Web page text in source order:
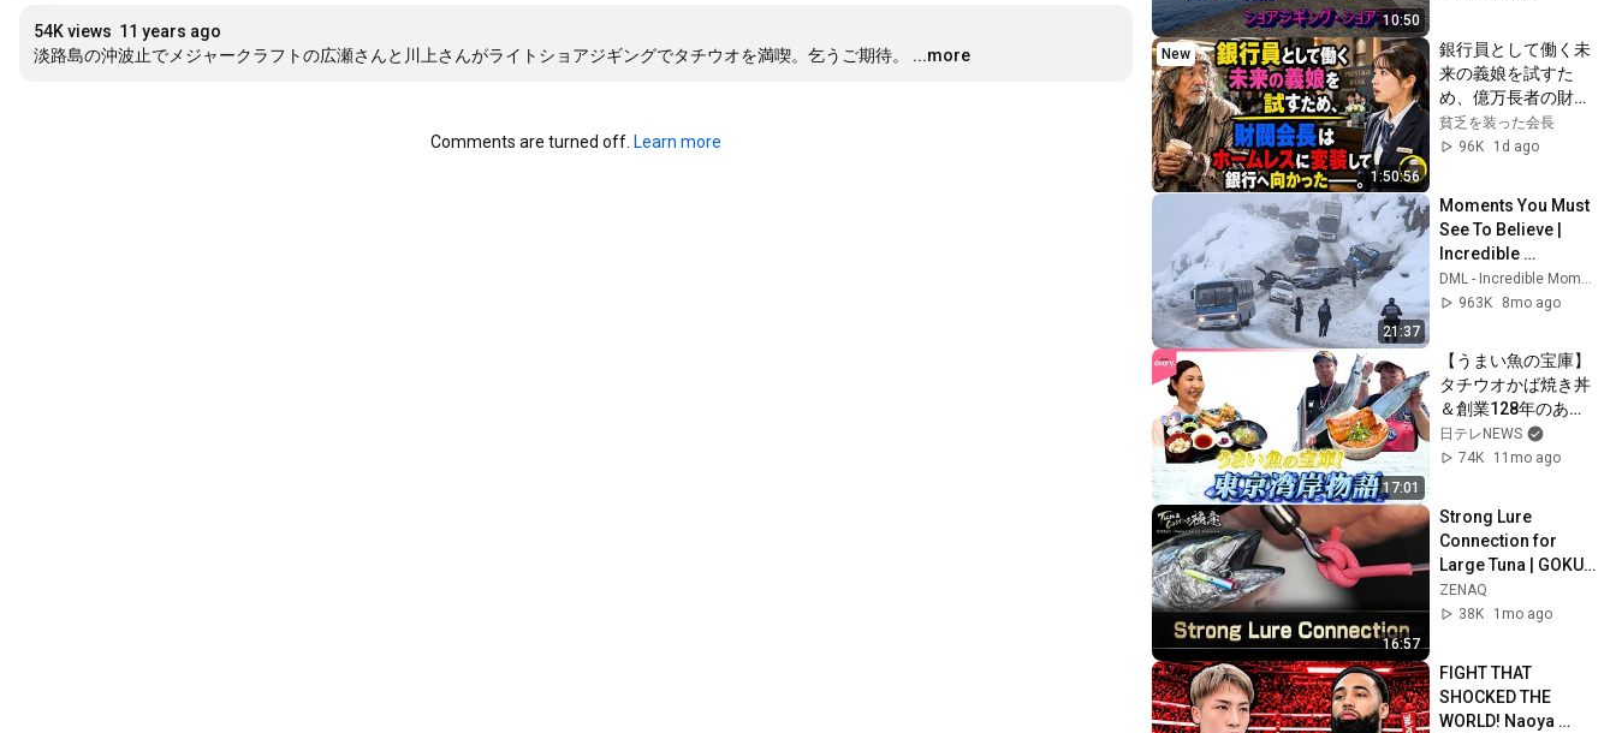
54K views 11 years ago
淡路島の沖波止でメジャークラフトの広瀬さんと川上さんがライトショアジギングでタチウオを満喫。乞うご期待。
...more
Comments are turned off. Learn more
10:50
1:50:56
New
銀行員として働く未
来の義娘を試すた
め、億万長者の財閥
会長はホームレスの
ような格好に身をや
貧乏を装った会長
96K
1d ago
21:37
Moments You Must
See To Believe |
Incredible
Moments #10
963K
8mo ago
17:01
【うまい魚の宝庫】
タチウオかば焼き丼
＆創業128年のあさ
り御膳！東京湾岸物
語『every.特集』
日テレNEWS
74K
11mo ago
16:57
Strong Lure
Connection for
Large Tuna | GOKUI
- TUNA CASTING
TUTORIALS #8
ZENAQ
38K
1mo ago
FIGHT THAT
SHOCKED THE
WORLD! Naoya